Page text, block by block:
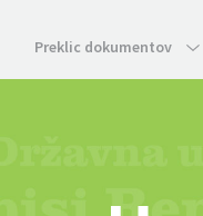
Preklic dokumentov